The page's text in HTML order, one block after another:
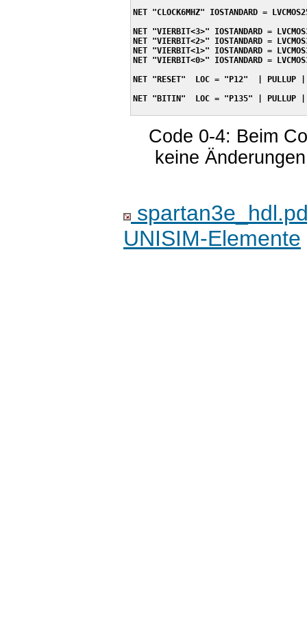
NET "CLOCK6MHZ" IOSTANDARD =
NET "VIERBIT<3>" IOSTANDARD =
NET "VIERBIT<2>" IOSTANDARD =
NET "VIERBIT<1>" IOSTANDARD =
NET "VIERBIT<0>" IOSTANDARD =
NET "RESET"  LOC = "P12"  | PULLUP |
NET "BITIN"  LOC = "P135" | PULLUP |
Code 0-4: Beim
keine
UNISIM-Elemente